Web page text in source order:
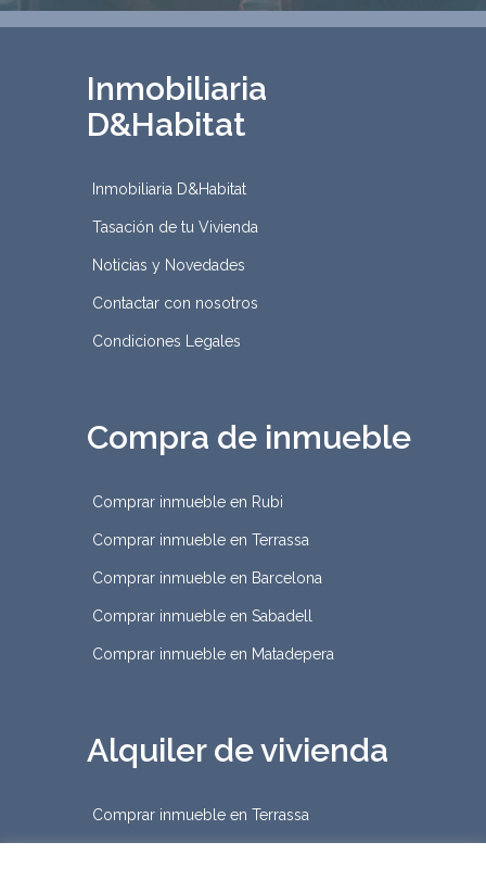
Inmobiliaria
D&Habitat
Inmobiliaria D&Habitat
Tasación de tu Vivienda
Noticias y Novedades
Contactar con nosotros
Condiciones Legales
Compra de inmueble
Comprar inmueble en Rubi
Comprar inmueble en Terrassa
Comprar inmueble en Barcelona
Comprar inmueble en Sabadell
Comprar inmueble en Matadepera
Alquiler de vivienda
Comprar inmueble en Terrassa